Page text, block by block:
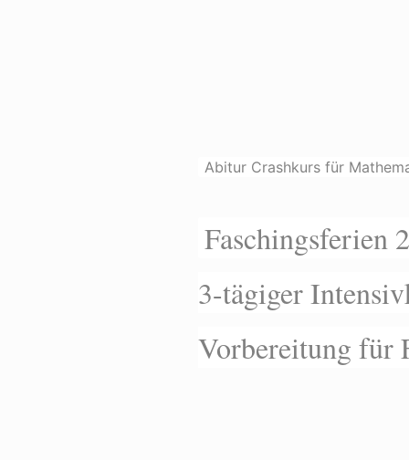
Abitur Crashkurs für
Faschingsferien
3-tägiger
Vorbereitung für